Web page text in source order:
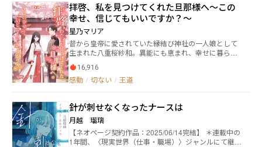
界の根幹を揺るがす出来事を引き起こす。 七枝の世界
樹が守護する世界、異界より転生した魂の不思議、神
子をめぐる大神殿の思惑…などが交錯するファンタジ
ーBL。 無口ワンコ系神殿兵（一途）×口達者神官 16歳
の出会いにはじまる、全4部構成の長編。二転三転しま
すがラストはハッピーエンド。 第1部「双翼」：出会
い編。 第2部「虹の神子」：バディとして神子探索の
旅に出たユーリとジェンスが出会ったのは… 第3部
「深淵の彼方」：地上と深淵、離れ離れになったユー
完結編 ※本編は終わりましたがいずれ後日談や番外編
を更新します。
拝啓、私を見つけてくれた旦那様へ〜この
幸せ、信じてもいいですか？〜
星乃マリア
昔から皇帝に愛されていた縁結び神社の一人娘として
生まれた八重桜紗和。異能にも恵まれ、幸せに暮らし
ていた。しかし、父親が再婚し継母と異母妹に虐げら
れるようになった。あるきっかけで、異母妹の琴葉と
父親から暴力を受ける紗和。もうダメだと思った時、
は知らない感情ばかり湧いてきて、戸惑うも幸せな結
婚生活を送る。この幸せを信じて、旦那様の傍にいた
いと願うようになったーー。
16,916
感動 / 切ない / 王道
針が刺せなくなったナースは
月越 瑠璃
【ネオページ契約作品：2025/06/14完結】 ＊連載中の
1年間、〈現実世界（仕事・職場）〉ジャンルにて継続